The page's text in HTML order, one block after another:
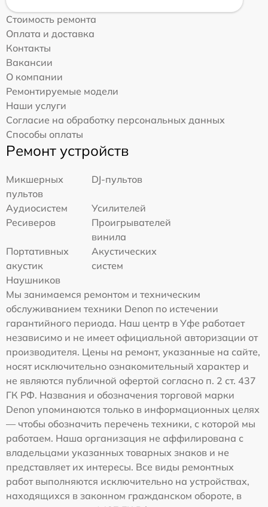
Стоимость ремонта
Оплата и доставка
Контакты
Вакансии
О компании
Ремонтируемые модели
Наши услуги
Согласие на обработку персональных данных
Способы оплаты
Ремонт устройств
Микшерных
пультов
DJ-пультов
Аудиосистем
Усилителей
Ресиверов
Проигрывателей
винила
Портативных
акустик
Акустических
систем
Наушников
Мы занимаемся ремонтом и техническим
обслуживанием техники Denon по истечении
гарантийного периода. Наш центр в Уфе работает
независимо и не имеет официальной авторизации от
производителя. Цены на ремонт, указанные на сайте,
носят исключительно ознакомительный характер и
не являются публичной офертой согласно п. 2 ст. 437
ГК РФ. Названия и обозначения торговой марки
Denon упоминаются только в информационных целях
— чтобы обозначить перечень техники, с которой мы
работаем. Наша организация не аффилирована с
владельцами указанных товарных знаков и не
представляет их интересы. Все виды ремонтных
работ выполняются исключительно на устройствах,
находящихся в законном гражданском обороте, в